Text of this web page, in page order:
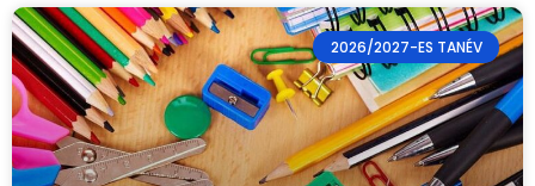
2026/2027-ES TANÉV